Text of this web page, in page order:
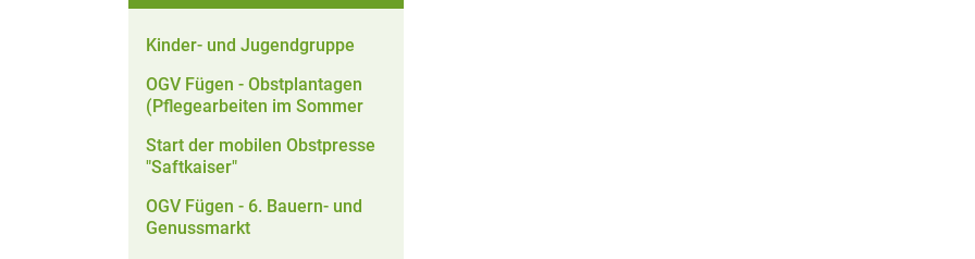
Kinder- und Jugendgruppe
OGV Fügen - Obstplantagen
(Pflegearbeiten im Sommer
Start der mobilen Obstpresse
"Saftkaiser"
OGV Fügen - 6. Bauern- und
Genussmarkt